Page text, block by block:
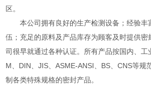
区。
本公司拥有良好的生产检测设备；经验丰
伍；充足的原料及产品库存为顾客及时提供密
司很早就通过各种认证。所有产品按国内、工
M、DIN、JIS、ASME-ANSI、BS、CNS等规
制各类特殊规格的密封产品。